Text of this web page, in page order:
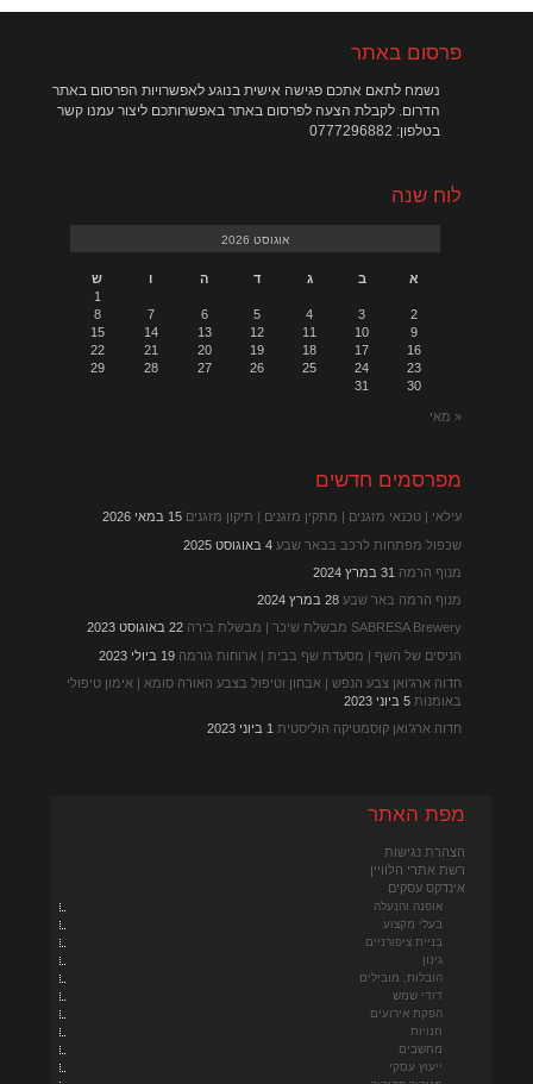
פרסום באתר
נשמח לתאם אתכם פגישה אישית בנוגע לאפשרויות הפרסום באתר
הדרום. לקבלת הצעה לפרסום באתר באפשרותכם ליצור עמנו קשר
בטלפון: 0777296882
לוח שנה
אוגוסט 2026
א ב ג ד ה ו
ש
1
2
3
4
5
6
7
8
9
10
11
12
13
14
15
16
17
18
19
20
21
22
23
24
25
26
27
28
29
30
31
« מאי
מפרסמים חדשים
עילאי | טכנאי מזגנים | מתקין מזגנים | תיקון מזגנים 15 במאי 2026
שכפול מפתחות לרכב בבאר שבע 4 באוגוסט 2025
מנוף הרמה 31 במרץ 2024
מנוף הרמה באר שבע 28 במרץ 2024
SABRESA Brewery מבשלת שיכר | מבשלת בירה
22 באוגוסט 2023
הניסים של השף | מסעדת שף בבית | ארוחות גורמה 19 ביולי 2023
חדוה ארג'ואן צבע הנפש | אבחון וטיפול בצבע האורה סומא | אימון טיפולי
באומנות 5 ביוני 2023
חדוה ארג’ואן קוסמטיקה הוליסטית 1 ביוני 2023
מפת האתר
הצהרת נגישות
רשת אתרי הלוויין
אינדקס עסקים
אופנה והנעלה
בעלי מקצוע
בניית ציפורניים
גינון
הובלות, מובילים
דודי שמש
הפקת אירועים
חנויות
מחשבים
ייעוץ עסקי